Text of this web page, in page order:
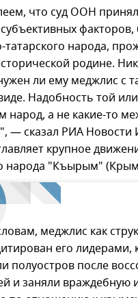
что суд ООН
татарского народа,
родине.
ли ему меджлис с
Надобность той
народ, а не какие-то
— сказал РИА Новости
крупное
народа "Къырым"
меджлис как
его лидерами,
полуостров после
и заняли враждебную